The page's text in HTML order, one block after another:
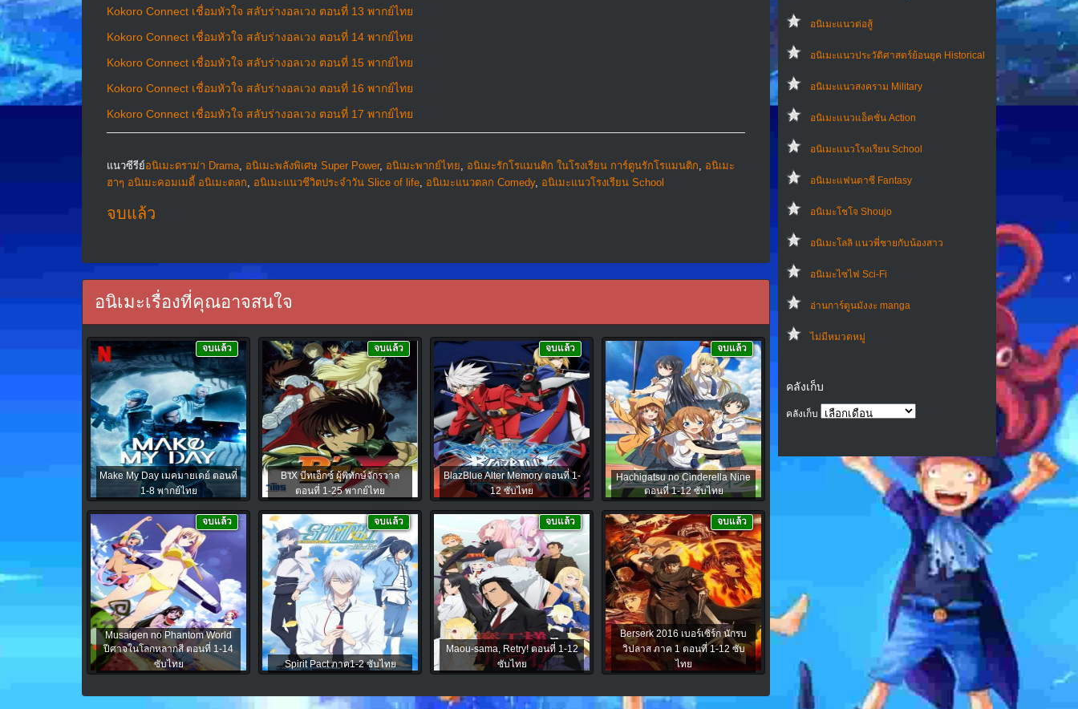
อนิเมะแนวต่อสู้
อนิเมะแนวประวัติศาสตร์ย้อนยุค Historical
อนิเมะแนวสงคราม Military
อนิเมะแนวแอ็คชั่น Action
อนิเมะแนวโรงเรียน School
อนิเมะแฟนตาซี Fantasy
อนิเมะโชโจ Shoujo
อนิเมะโลลิ แนวพี่ชายกับน้องสาว
อนิเมะไซไฟ Sci-Fi
อ่านการ์ตูนมังงะ manga
ไม่มีหมวดหมู่
คลังเก็บ
คลังเก็บ
Kokoro Connect เชื่อมหัวใจ สลับร่างอลเวง ตอนที่ 13 พากย์ไทย
Kokoro Connect เชื่อมหัวใจ สลับร่างอลเวง ตอนที่ 14 พากย์ไทย
Kokoro Connect เชื่อมหัวใจ สลับร่างอลเวง ตอนที่ 15 พากย์ไทย
Kokoro Connect เชื่อมหัวใจ สลับร่างอลเวง ตอนที่ 16 พากย์ไทย
Kokoro Connect เชื่อมหัวใจ สลับร่างอลเวง ตอนที่ 17 พากย์ไทย
แนวซีรีย์อนิเมะดราม่า Drama, อนิเมะพลังพิเศษ Super Power, อนิเมะพากย์ไทย, อนิเมะรักโรแมนติก ในโรงเรียน การ์ตูนรักโรแมนติก, อนิเมะ
ฮาๆ อนิเมะคอมเมดี้ อนิเมะตลก, อนิเมะแนวชีวิตประจําวัน Slice of life, อนิเมะแนวตลก Comedy, อนิเมะแนวโรงเรียน School
จบแล้ว
อนิเมะเรื่องที่คุณอาจสนใจ
Make My Day เมคมายเดย์ ตอนที่
1-8 พากย์ไทย
จบแล้ว
B'tX บีทเอ็กซ์ ผู้พิทักษ์จักรวาล
ตอนที่ 1-25 พากย์ไทย
จบแล้ว
BlazBlue Alter Memory ตอนที่ 1-
12 ซับไทย
จบแล้ว
Hachigatsu no Cinderella Nine
ตอนที่ 1-12 ซับไทย
จบแล้ว
Musaigen no Phantom World
ปีศาจในโลกหลากสี ตอนที่ 1-14
ซับไทย
จบแล้ว
Spirit Pact ภาค1-2 ซับไทย
จบแล้ว
Maou-sama, Retry! ตอนที่ 1-12
ซับไทย
จบแล้ว
Berserk 2016 เบอร์เซิร์ก นักรบ
วิปลาส ภาค 1 ตอนที่ 1-12 ซับ
ไทย
จบแล้ว